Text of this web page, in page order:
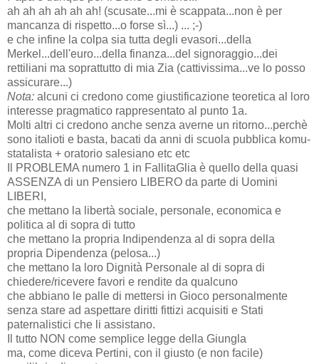
ah ah ah ah ah ah! (scusate...mi è scappata...non è per
mancanza di rispetto...o forse sì...) ... ;-)
e che infine la colpa sia tutta degli evasori...della
Merkel...dell'euro...della finanza...del signoraggio...dei
rettiliani ma soprattutto di mia Zia (cattivissima...ve lo posso
assicurare...)
Nota: alcuni ci credono come giustificazione teoretica al loro
interesse pragmatico rappresentato al punto 1a.
Molti altri ci credono anche senza averne un ritorno...perchè
sono italioti e basta, bacati da anni di scuola pubblica komu-
statalista + oratorio salesiano etc etc
Il PROBLEMA numero 1 in FallitaGlia è quello della quasi
ASSENZA di un Pensiero LIBERO da parte di Uomini
LIBERI,
che mettano la libertà sociale, personale, economica e
politica al di sopra di tutto
che mettano la propria Indipendenza al di sopra della
propria Dipendenza (pelosa...)
che mettano la loro Dignità Personale al di sopra di
chiedere/ricevere favori e rendite da qualcuno
che abbiano le palle di mettersi in Gioco personalmente
senza stare ad aspettare diritti fittizi acquisiti e Stati
paternalistici che li assistano.
Il tutto NON come semplice legge della Giungla
ma, come diceva Pertini, con il giusto (e non facile)